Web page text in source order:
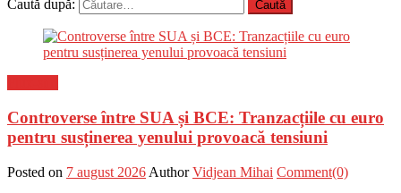
Caută după:
Controverse între SUA și BCE: Tranzacțiile cu euro
pentru susținerea yenului provoacă tensiuni
Posted on 7 august 2026 Author Vidjean Mihai Comment(0)